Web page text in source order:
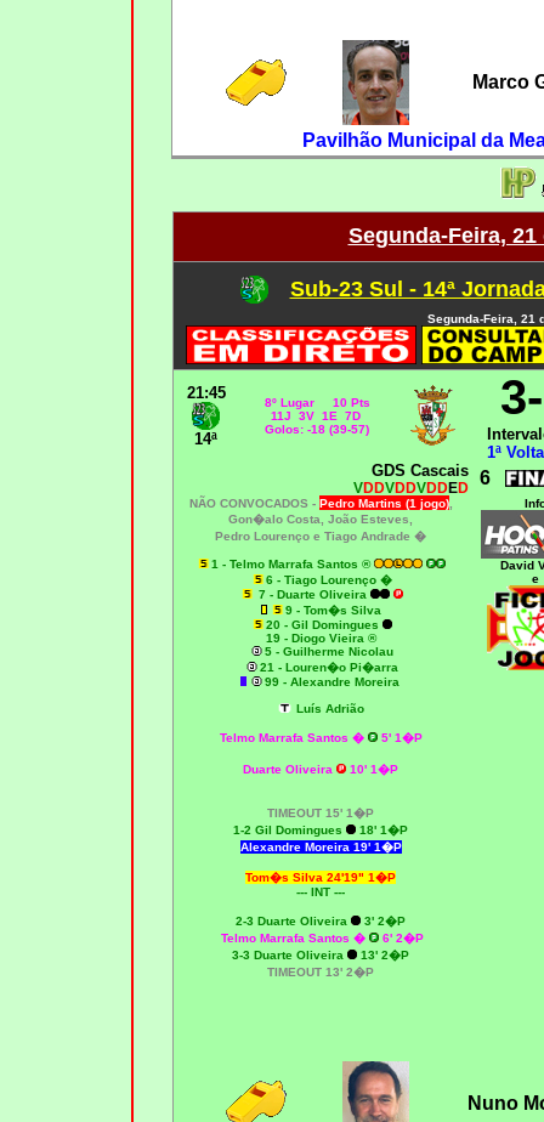
Marco
Pavilhão Municipal da
Segunda-Feira,
Sub-23 Sul - 14ª
Segunda-Feira, 21
21:45
14ª
8º Lugar 10 Pts
11J 3V 1E 7D
Golos: -18 (39-57)
1ª
GDS Cascais
VDDVDDVDDED 6
NÃO CONVOCADOS - Pedro Martins (1 jogo),
Gon�alo Costa, João Esteves,
Pedro Lourenço e Tiago Andrade �
1 - Telmo Marrafa Santos ®
6 - Tiago Lourenço �
7 - Duarte Oliveira
9 - Tom�s Silva
20 - Gil Domingues
19- Diogo Vieira ®
5 - Guilherme Nicolau
21 - Louren�o Pi�arra
99 - Alexandre Moreira
Luís Adrião
Telmo Marrafa Santos � 5' 1�P
Duarte Oliveira 10' 1�P
TIMEOUT 15' 1�P
1-2 Gil Domingues
18' 1�P
Alexandre Moreira 19' 1�P
Tom�s Silva 24'19" 1�P
--- INT ---
2-3 Duarte Oliveira
3' 2�P
Telmo Marrafa Santos �
6' 2�P
3-3 Duarte Oliveira
13' 2�P
TIMEOUT 13' 2�P
David
e
Nuno